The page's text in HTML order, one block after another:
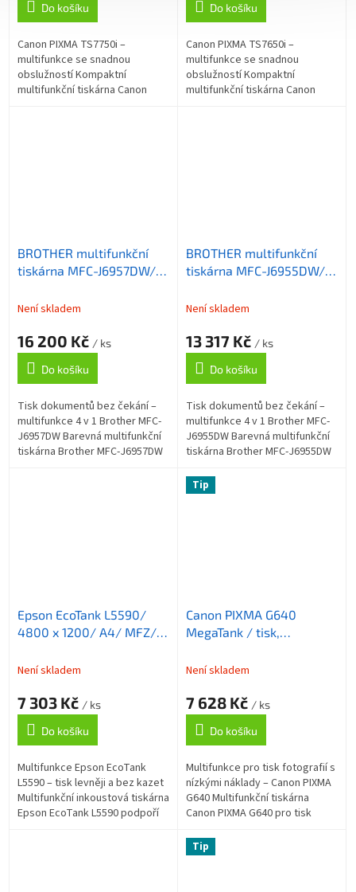
Do košíku
Canon PIXMA TS7750i –
multifunkce se snadnou
obslužností Kompaktní
multifunkční tiskárna Canon
Do košíku
Canon PIXMA TS7650i –
multifunkce se snadnou
obslužností Kompaktní
multifunkční tiskárna Canon
BROTHER multifunkční
tiskárna MFC-J6957DW/
kopírka/skener/fax/tisk
šířku/30ppm/duplex/síť/WiFi/dotykový
LCD
Není skladem
16 200 Kč / ks
Do košíku
Tisk dokumentů bez čekání –
multifunkce 4 v 1 Brother MFC-
J6957DW Barevná multifunkční
tiskárna Brother MFC-J6957DW
BROTHER multifunkční
tiskárna MFC-J6955DW/
kopírka/skener/fax/tisk
šířku/36ppm/duplex/síť/
LCD
Není skladem
13 317 Kč / ks
Do košíku
Tisk dokumentů bez čekání –
multifunkce 4 v 1 Brother MFC-
J6955DW Barevná multifunkční
tiskárna Brother MFC-J6955DW
podnikání. Díky výkonnému
tisku...
Epson EcoTank L5590/
4800 x 1200/ A4/ MFZ/
barvy/ Wi-Fi/ USB/ 5 let
Není skladem
7 303 Kč / ks
Do košíku
Multifunkce Epson EcoTank
L5590 – tisk levněji a bez kazet
Multifunkční inkoustová tiskárna
Epson EcoTank L5590 podpoří
Tip
Canon PIXMA G640
MegaTank / tisk,
A4/ 4800x1200dpi/
WiFi
Není skladem
7 628 Kč / ks
Do košíku
Multifunkce pro tisk fotografií s
nízkými náklady – Canon PIXMA
G640 Multifunkční tiskárna
Canon PIXMA G640 pro tisk
rychlostí až 3,9 stran za...
Tip